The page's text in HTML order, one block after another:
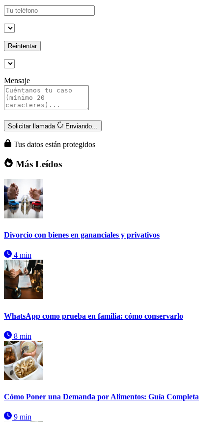
Reintentar
Mensaje
Solicitar llamada Enviando...
Tus datos están protegidos
Más Leídos
Divorcio con bienes en gananciales y privativos
4 min
WhatsApp como prueba en familia: cómo conservarlo
8 min
Cómo Poner una Demanda por Alimentos: Guía Completa
9 min